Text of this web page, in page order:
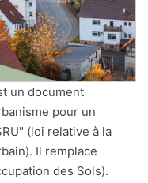
un document
pour un
(loi relative à la
Il remplace
des Sols).